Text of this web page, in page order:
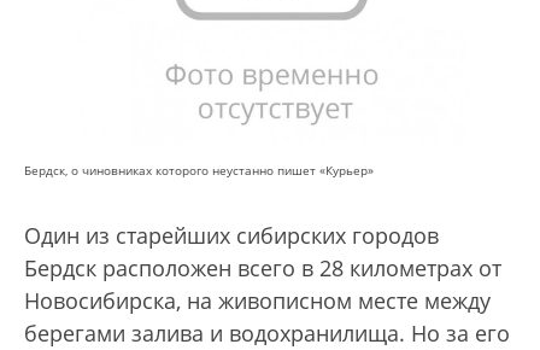
Бердск, о чиновниках которого неустанно пишет «Курьер»
Один из старейших сибирских городов
Бердск расположен всего в 28 километрах от
Новосибирска, на живописном месте между
берегами залива и водохранилища. Но за его